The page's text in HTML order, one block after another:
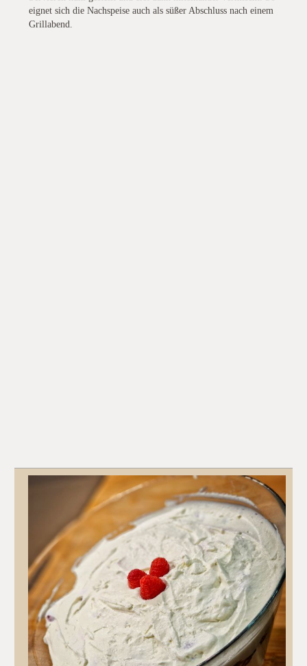
eignet sich die Nachspeise auch als süßer Abschluss nach einem
Grillabend.